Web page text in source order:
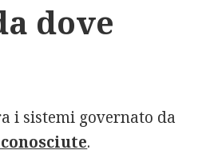
dove
i sistemi governato da
.